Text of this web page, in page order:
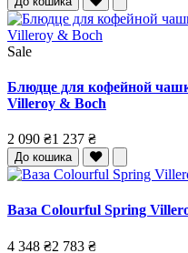
Sale
Блюдце для кофейной
Villeroy & Boch
2 090 ₴1 237 ₴
До кошика
Ваза Colourful Spring
4 348 ₴2 783 ₴